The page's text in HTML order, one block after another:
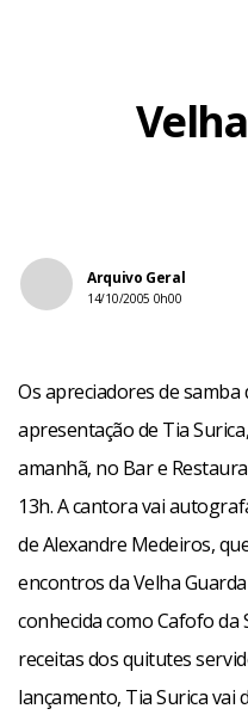
Arquivo Geral
14/10/2005 0h00
Os apreciadores de
apresentação de Tia
amanhã, no Bar e
13h. A cantora vai
de Alexandre Medeiros,
encontros da Velha
conhecida como Cafofo
receitas dos quitutes
lançamento, Tia Surica vai